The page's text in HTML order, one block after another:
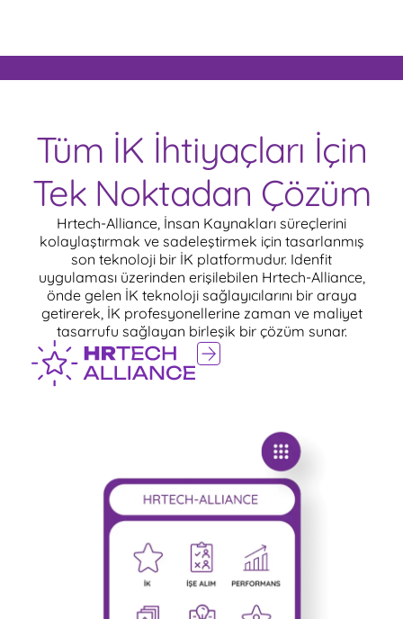
Tüm İK İhtiyaçları İçin
Tek Noktadan Çözüm
Hrtech-Alliance, İnsan Kaynakları süreçlerini
kolaylaştırmak ve sadeleştirmek için tasarlanmış
son teknoloji bir İK platformudur. Idenfit
uygulaması üzerinden erişilebilen Hrtech-Alliance,
önde gelen İK teknoloji sağlayıcılarını bir araya
getirerek, İK profesyonellerine zaman ve maliyet
tasarrufu sağlayan birleşik bir çözüm sunar.